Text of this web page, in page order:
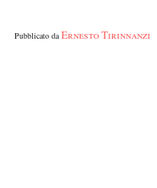
Pubblicato da Ernesto Tirinnanzi